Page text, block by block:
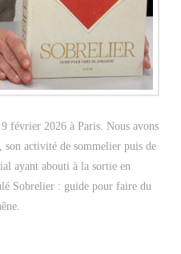
février 2026 à Paris. Nous avons
son activité de sommelier puis de
ayant abouti à la sortie en
Sobrelier : guide pour faire du